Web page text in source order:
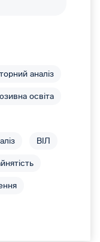
аналіз
освіта
ВІЛ